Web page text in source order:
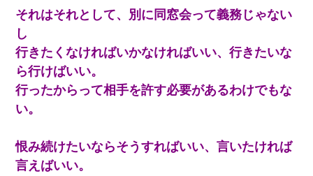
立つし、すぐ見つかるかもしれません』→ 数時間後・・警察『××
さんご存じですか？』
17年飼っていた犬が亡くなった。鼻水垂らし嗚咽する私に、猫が
近づいて頭突きをしてきて…
[緊急]ベロベロの女に声をかけて行為してきた結果
け」というタイトルで画像が送られてきた
それはそれとして、別に同窓会って義務じゃない
し
行きたくなければいかなければいい、行きたいな
ら行けばいい。
行ったからって相手を許す必要があるわけでもな
い。
恨み続けたいならそうすればいい、言いたければ
言えばいい。